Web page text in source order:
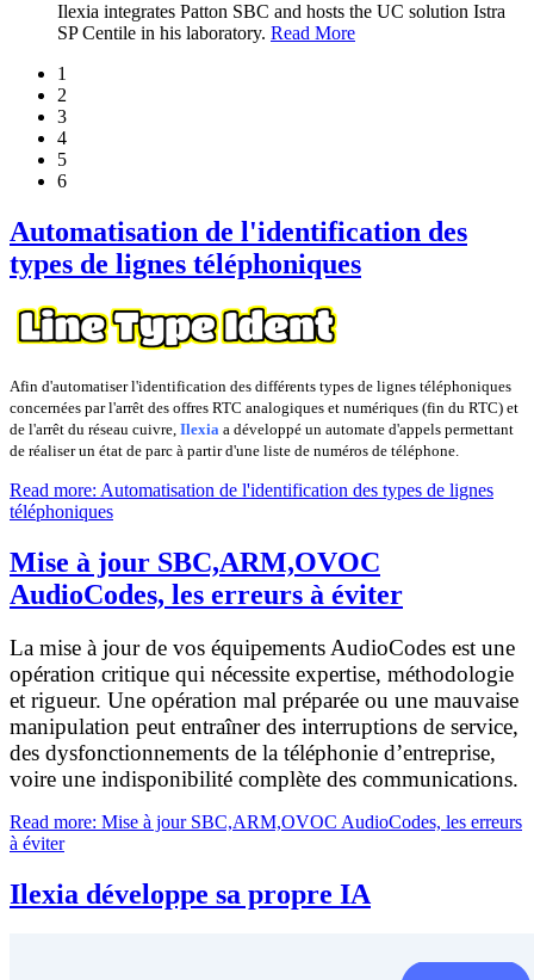
Ilexia integrates Patton SBC and hosts the UC solution Istra
SP Centile in his laboratory. Read More
1
2
3
4
5
6
Automatisation de l'identification des
types de lignes téléphoniques
Afin d'automatiser l'identification des différents types de lignes téléphoniques
concernées par l'arrêt des offres RTC analogiques et numériques (fin du RTC) et
de l'arrêt du réseau cuivre, Ilexia a développé un automate d'appels permettant
de réaliser un état de parc à partir d'une liste de numéros de téléphone.
Read more: Automatisation de l'identification des types de lignes
téléphoniques
Mise à jour SBC,ARM,OVOC
AudioCodes, les erreurs à éviter
La mise à jour de vos équipements AudioCodes est une
opération critique qui nécessite expertise, méthodologie
et rigueur. Une opération mal préparée ou une mauvaise
manipulation peut entraîner des interruptions de service,
des dysfonctionnements de la téléphonie d’entreprise,
voire une indisponibilité complète des communications.
Read more: Mise à jour SBC,ARM,OVOC AudioCodes, les erreurs
à éviter
Ilexia développe sa propre IA